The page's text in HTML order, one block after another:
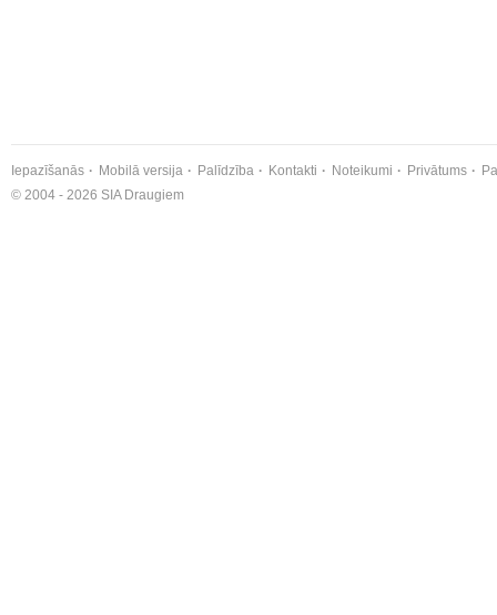
Iepazīšanās Mobilā versija Palīdzība Kontakti Noteikumi Privātums
© 2004 - 2026 SIA Draugiem